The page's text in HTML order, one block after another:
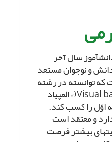
سال آخر
و نوجوان مستعد
توانسته در رشته
«ویژوال بیسیک )Visual basic(» المپیاد
اوّل را کسب کند.
و معتقد است
بیشتر فرصت